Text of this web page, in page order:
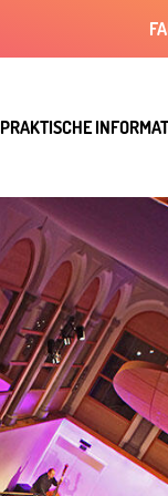
PRAKTISCHE